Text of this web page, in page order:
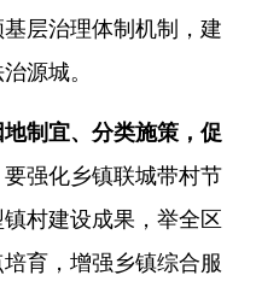
层治理体制机制，建
源城。
制宜、分类施策，促
要强化乡镇联城带村节
村建设成果，举全区
育，增强乡镇综合服